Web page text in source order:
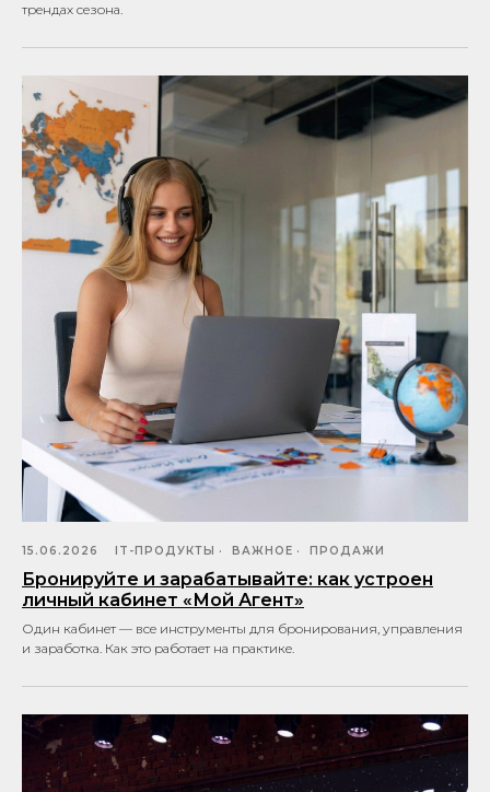
трендах сезона.
15.06.2026 IT-ПРОДУКТЫ ВАЖНОЕ ПРОДАЖИ
Бронируйте и зарабатывайте: как устроен
личный кабинет «Мой Агент»
Один кабинет — все инструменты для бронирования, управления
и заработка. Как это работает на практике.